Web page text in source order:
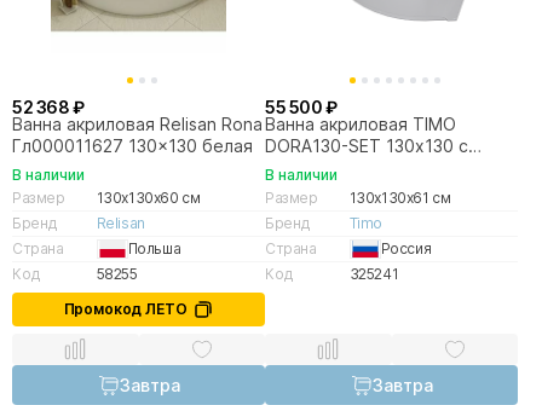
52 368 ₽
Ванна акриловая Relisan Rona
Гл000011627 130x130 белая
В наличии
Размер
130x130x60 см
Бренд
Relisan
Страна
Польша
Код
58255
Промокод ЛЕТО
Завтра
55 500 ₽
Ванна акриловая TIMO
DORA130-SET 130х130 с
каркасом и экраном, белая
В наличии
Размер
130x130x61 см
Бренд
Timo
Страна
Россия
Код
325241
Завтра